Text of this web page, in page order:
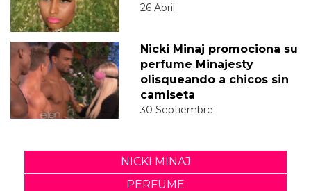
26 Abril
Nicki Minaj promociona su
perfume Minajesty
olisqueando a chicos sin
camiseta
30 Septiembre
NICKI MINAJ
PERFUME